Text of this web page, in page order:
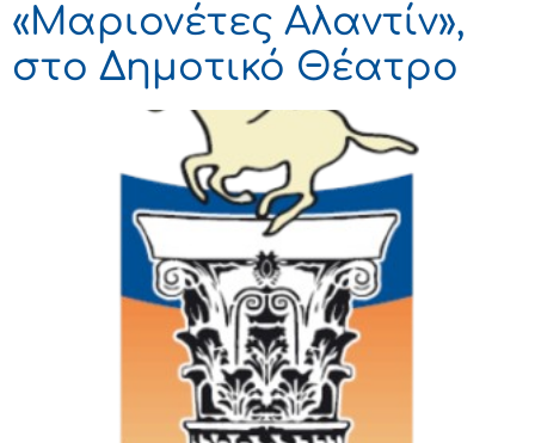
«Μαριονέτες Αλαντίν»,
στο Δημοτικό Θέατρο